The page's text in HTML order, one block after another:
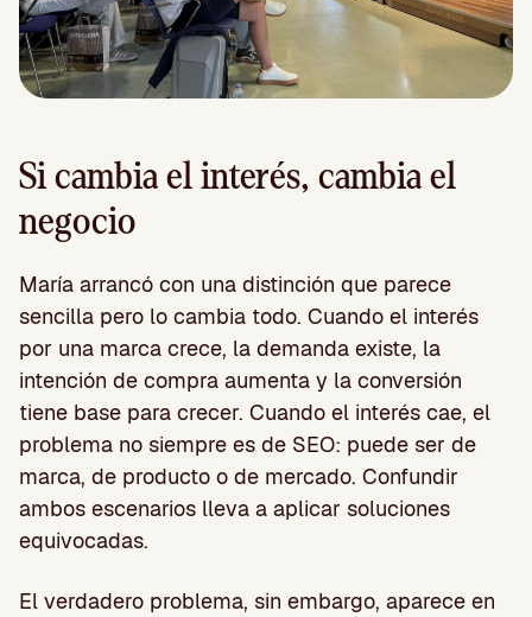
Si cambia el interés, cambia el
negocio
María arrancó con una distinción que parece
sencilla pero lo cambia todo. Cuando el interés
por una marca crece, la demanda existe, la
intención de compra aumenta y la conversión
tiene base para crecer. Cuando el interés cae, el
problema no siempre es de SEO: puede ser de
marca, de producto o de mercado. Confundir
ambos escenarios lleva a aplicar soluciones
equivocadas.
El verdadero problema, sin embargo, aparece en